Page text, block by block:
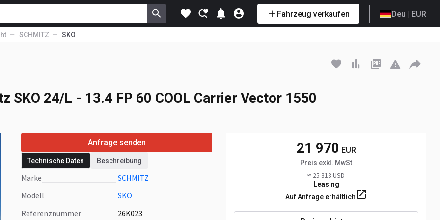
Fahrzeug verkaufen Deu | EUR
SCHMITZ SKO
+420 777... Anzeigen
SKO 24/L - 13.4 FP 60 COOL Carrier Vector 1550
Anfrage senden
Technische Daten Beschreibung
Marke
SCHMITZ
Modell
SKO
Referenznummer
26K023
21 970 EUR
Preis exkl. MwSt
≈ 25 313 USD
Leasing
Auf Anfrage erhältlich